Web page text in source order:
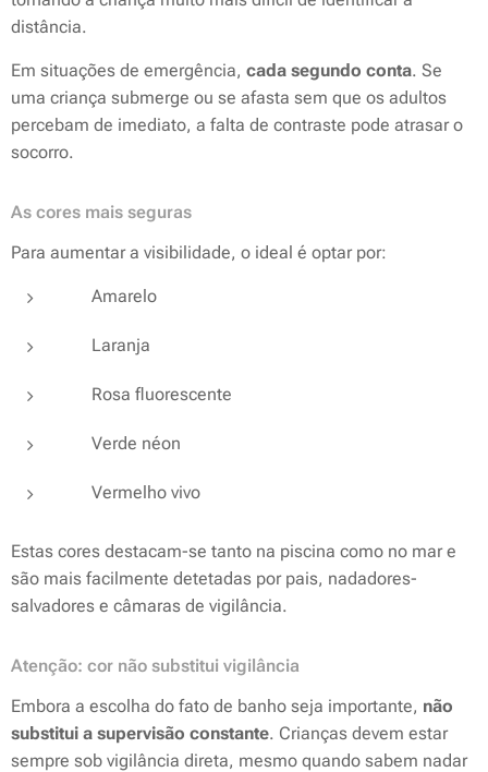
distância.
Em situações de emergência, cada segundo conta. Se
uma criança submerge ou se afasta sem que os adultos
percebam de imediato, a falta de contraste pode atrasar o
socorro.
As cores mais seguras
Para aumentar a visibilidade, o ideal é optar por:
🟡 Amarelo
🟠 Laranja
🩷 Rosa fluorescente
🟢 Verde néon
🔴 Vermelho vivo
Estas cores destacam-se tanto na piscina como no mar e
são mais facilmente detetadas por pais, nadadores-
salvadores e câmaras de vigilância.
Atenção: cor não substitui vigilância
Embora a escolha do fato de banho seja importante, não
substitui a supervisão constante. Crianças devem estar
sempre sob vigilância direta, mesmo quando sabem nadar